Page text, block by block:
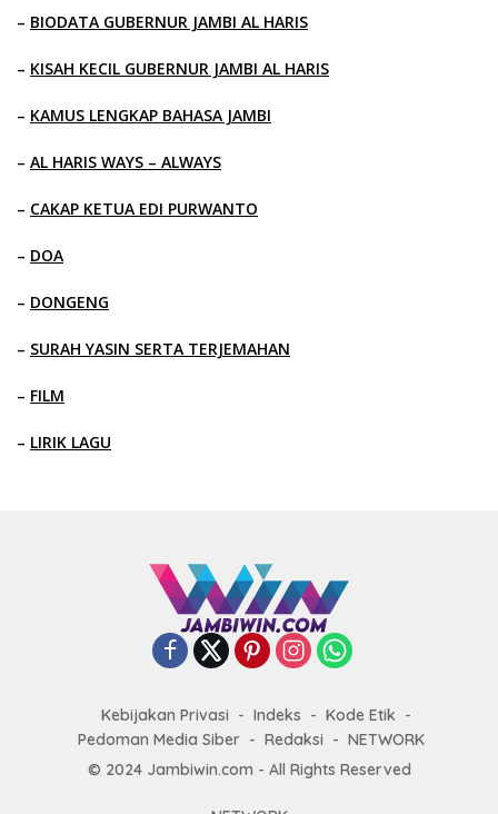
– BIODATA GUBERNUR JAMBI AL HARIS
– KISAH KECIL GUBERNUR JAMBI AL HARIS
– KAMUS LENGKAP BAHASA JAMBI
– AL HARIS WAYS – ALWAYS
– CAKAP KETUA EDI PURWANTO
– DOA
– DONGENG
– SURAH YASIN SERTA TERJEMAHAN
– FILM
– LIRIK LAGU
Kebijakan Privasi Indeks
Kode Etik
Pedoman Media Siber
Redaksi
NETWORK
© 2024 Jambiwin.com - All Rights Reserved